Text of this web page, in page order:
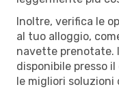
Inoltre, verifica le
al tuo alloggio,
navette prenotate.
disponibile presso
le migliori soluzioni